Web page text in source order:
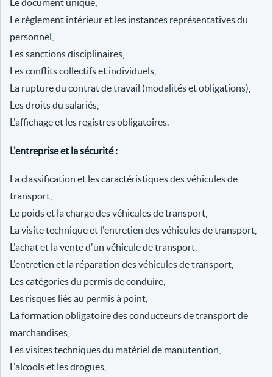
Le document unique,
Le règlement intérieur et les instances représentatives du
personnel,
Les sanctions disciplinaires,
Les conflits collectifs et individuels,
La rupture du contrat de travail (modalités et obligations),
Les droits du salariés,
L'affichage et les registres obligatoires.
L'entreprise et la sécurité :
La classification et les caractéristiques des véhicules de
transport,
Le poids et la charge des véhicules de transport,
La visite technique et l'entretien des véhicules de transport,
L'achat et la vente d'un véhicule de transport,
L'entretien et la réparation des véhicules de transport,
Les catégories du permis de conduire,
Les risques liés au permis à point,
La formation obligatoire des conducteurs de transport de
marchandises,
Les visites techniques du matériel de manutention,
L'alcools et les drogues,